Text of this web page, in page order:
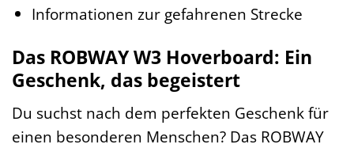
Informationen zur gefahrenen Strecke
Das ROBWAY W3 Hoverboard: Ein
Geschenk, das begeistert
Du suchst nach dem perfekten Geschenk für
einen besonderen Menschen? Das ROBWAY